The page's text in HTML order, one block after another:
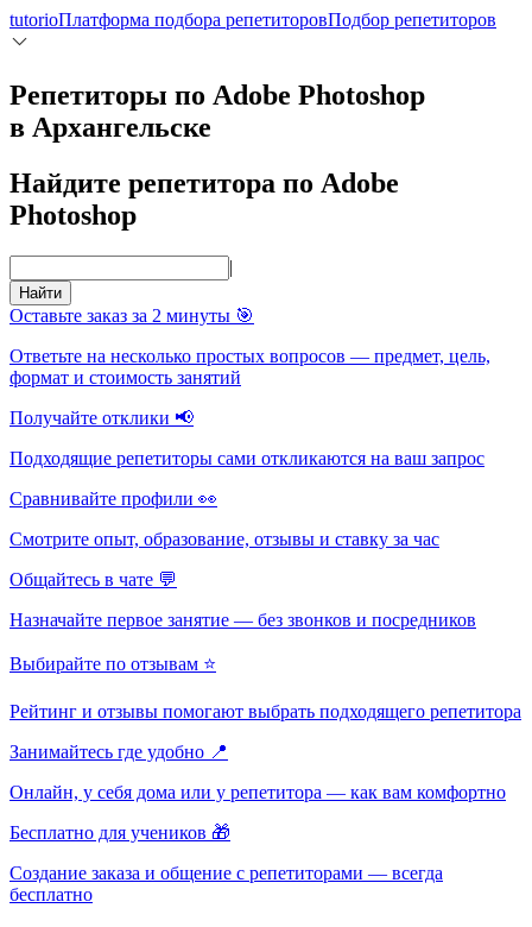
tutorioПлатформа подбора репетиторовПодбор репетиторов
Репетиторы по Adobe Photoshop
в Архангельске
Найдите репетитора по Adobe
Photoshop
|
Найти
Оставьте заказ за 2 минуты 🎯
Ответьте на несколько простых вопросов — предмет, цель,
формат и стоимость занятий
Получайте отклики 📢
Подходящие репетиторы сами откликаются на ваш запрос
Сравнивайте профили 👀
Смотрите опыт, образование, отзывы и ставку за час
Общайтесь в чате 💬
Назначайте первое занятие — без звонков и посредников
Выбирайте по отзывам ⭐
Рейтинг и отзывы помогают выбрать подходящего репетитора
Занимайтесь где удобно 📍
Онлайн, у себя дома или у репетитора — как вам комфортно
Бесплатно для учеников 🎁
Создание заказа и общение с репетиторами — всегда
бесплатно